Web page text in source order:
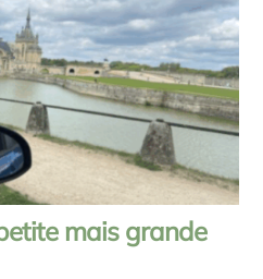
mais grande